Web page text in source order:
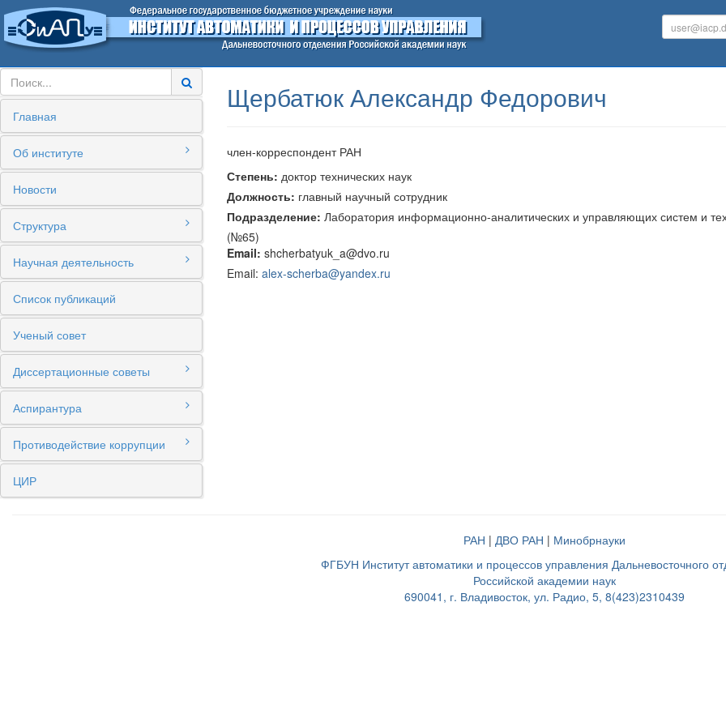
Главная
Об институте
Новости
Структура
Научная деятельность
Список публикаций
Ученый совет
Диссертационные советы
Аспирантура
Противодействие коррупции
ЦИР
Щербатюк Александр Федорович
член-корреспондент РАН
Степень: доктор технических наук
Должность: главный научный сотрудник
Подразделение: Лаборатория информационно-аналитических и управляющих систем и
(№65)
Email: shcherbatyuk_a@dvo.ru
Email: alex-scherba@yandex.ru
РАН | ДВО РАН | Минобрнауки
ФГБУН Институт автоматики и процессов управления Дальневосточного
Российской академии наук
690041, г. Владивосток, ул. Радио, 5, 8(423)2310439